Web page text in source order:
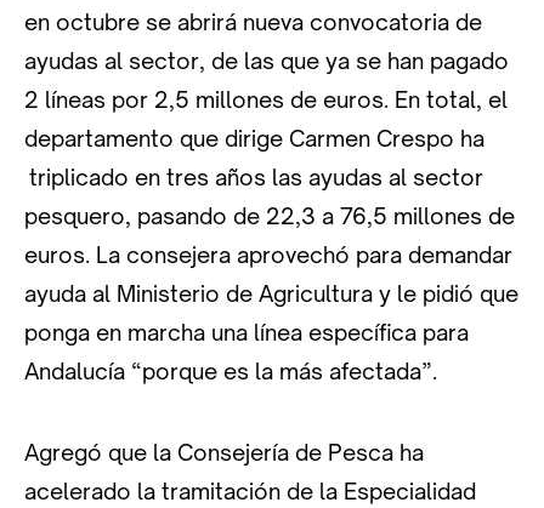
en octubre se abrirá nueva convocatoria de
ayudas al sector, de las que ya se han pagado
2 líneas por 2,5 millones de euros. En total, el
departamento que dirige Carmen Crespo ha
triplicado en tres años las ayudas al sector
pesquero, pasando de 22,3 a 76,5 millones de
euros. La consejera aprovechó para demandar
ayuda al Ministerio de Agricultura y le pidió que
ponga en marcha una línea específica para
Andalucía “porque es la más afectada”.
Agregó que la Consejería de Pesca ha
acelerado la tramitación de la Especialidad